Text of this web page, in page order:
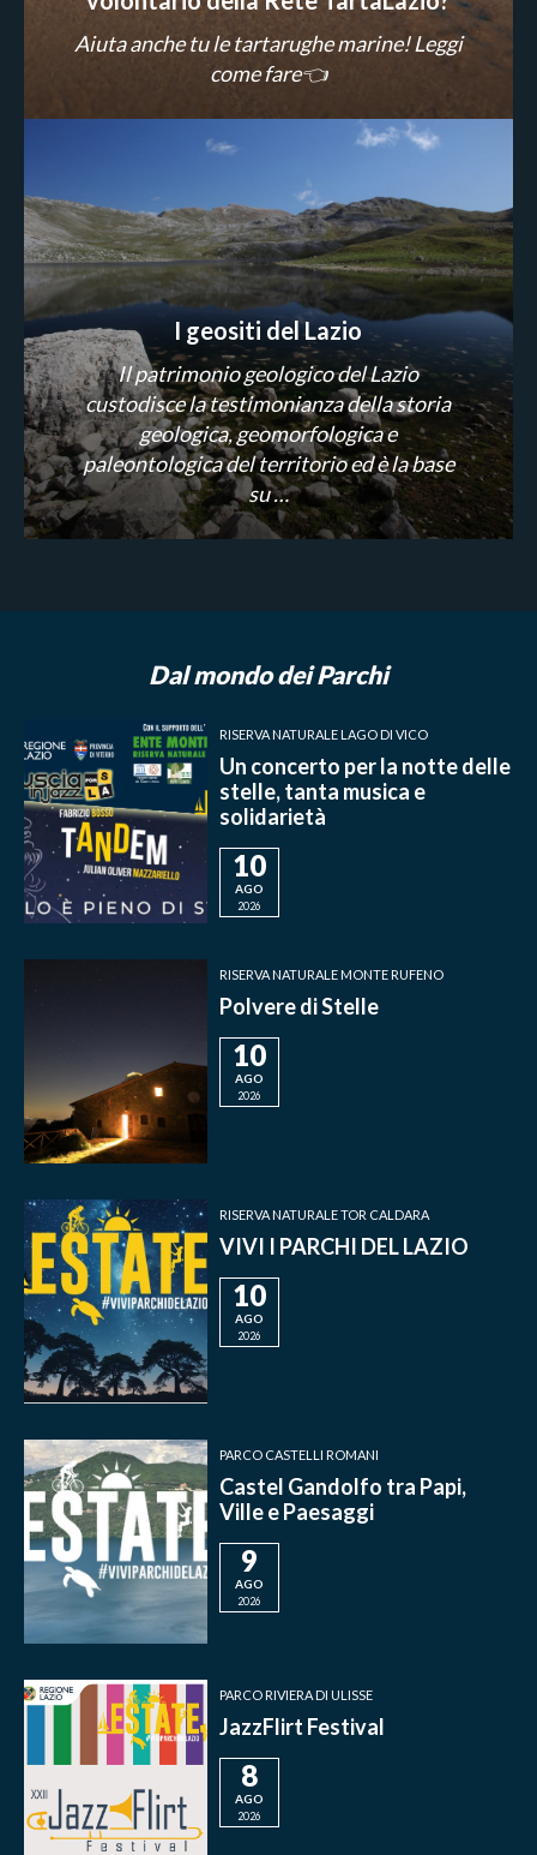
Aiuta anche tu le tartarughe marine! Leggi
come fare👈
I geositi del Lazio
Il patrimonio geologico del Lazio
custodisce la testimonianza della storia
geologica, geomorfologica e
paleontologica del territorio ed è la base
su …
Dal mondo dei Parchi
RISERVA NATURALE LAGO DI VICO
Un concerto per la notte delle
stelle, tanta musica e
solidarietà
10
AGO
2026
RISERVA NATURALE MONTE RUFENO
Polvere di Stelle
10
AGO
2026
RISERVA NATURALE TOR CALDARA
VIVI I PARCHI DEL LAZIO
10
AGO
2026
PARCO CASTELLI ROMANI
Castel Gandolfo tra Papi,
Ville e Paesaggi
9
AGO
2026
PARCO RIVIERA DI ULISSE
JazzFlirt Festival
8
AGO
2026